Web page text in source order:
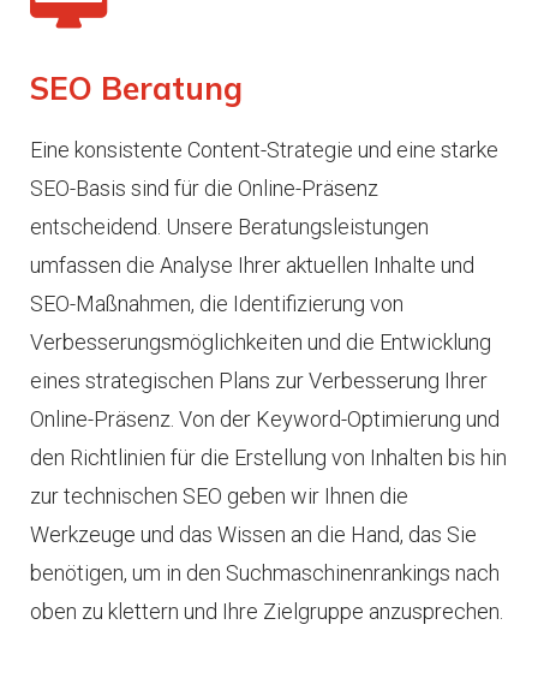
SEO Beratung
Eine konsistente Content-Strategie und eine starke
SEO-Basis sind für die Online-Präsenz
entscheidend. Unsere Beratungsleistungen
umfassen die Analyse Ihrer aktuellen Inhalte und
SEO-Maßnahmen, die Identifizierung von
Verbesserungsmöglichkeiten und die Entwicklung
eines strategischen Plans zur Verbesserung Ihrer
Online-Präsenz. Von der Keyword-Optimierung und
den Richtlinien für die Erstellung von Inhalten bis hin
zur technischen SEO geben wir Ihnen die
Werkzeuge und das Wissen an die Hand, das Sie
benötigen, um in den Suchmaschinenrankings nach
oben zu klettern und Ihre Zielgruppe anzusprechen.